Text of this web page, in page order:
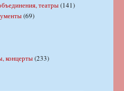
театры(141)
(69)
концерты(233)